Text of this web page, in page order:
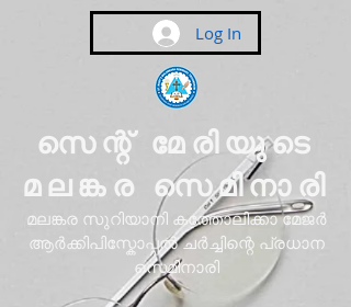
Log In
സെന്റ് മേരിയുടെ
മലങ്കര സെമിനാരി
മലങ്കര സുറിയാനി കത്തോലിക്കാ മേജർ
ആർക്കിപിസ്കോപ്പൽ ചർച്ചിന്റെ പ്രധാന
സെമിനാരി